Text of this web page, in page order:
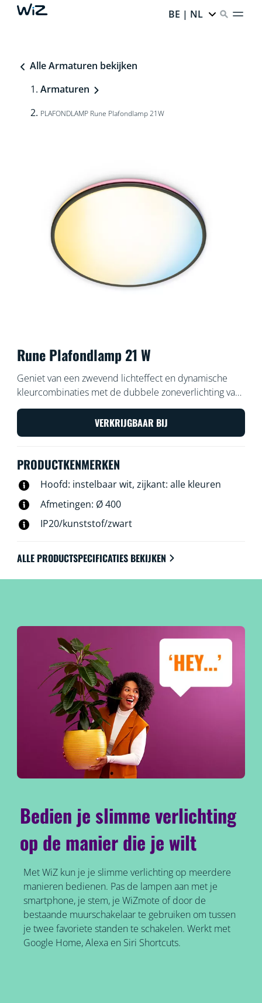
BE | NL
Alle Armaturen bekijken
Armaturen
PLAFONDLAMP Rune Plafondlamp 21W
Rune Plafondlamp 21 W
Geniet van een zwevend lichteffect en dynamische
kleurcombinaties met de dubbele zoneverlichting van
de Rune LED-plafondlamp. Creëer gepersonaliseerde
lichtscènes met de centrale zone voor helder koel of
sfeervol warmwit licht in combinatie met een ring van
verrassen.
VERKRIJGBAAR BIJ
PRODUCTKENMERKEN
Hoofd: instelbaar wit, zijkant: alle kleuren
Afmetingen: Ø 400
IP20/kunststof/zwart
ALLE PRODUCTSPECIFICATIES BEKIJKEN
Bedien je slimme verlichting
op de manier die je wilt
Met WiZ kun je je slimme verlichting op meerdere
manieren bedienen. Pas de lampen aan met je
smartphone, je stem, je WiZmote of door de
bestaande muurschakelaar te gebruiken om tussen
je twee favoriete standen te schakelen. Werkt met
Google Home, Alexa en Siri Shortcuts.